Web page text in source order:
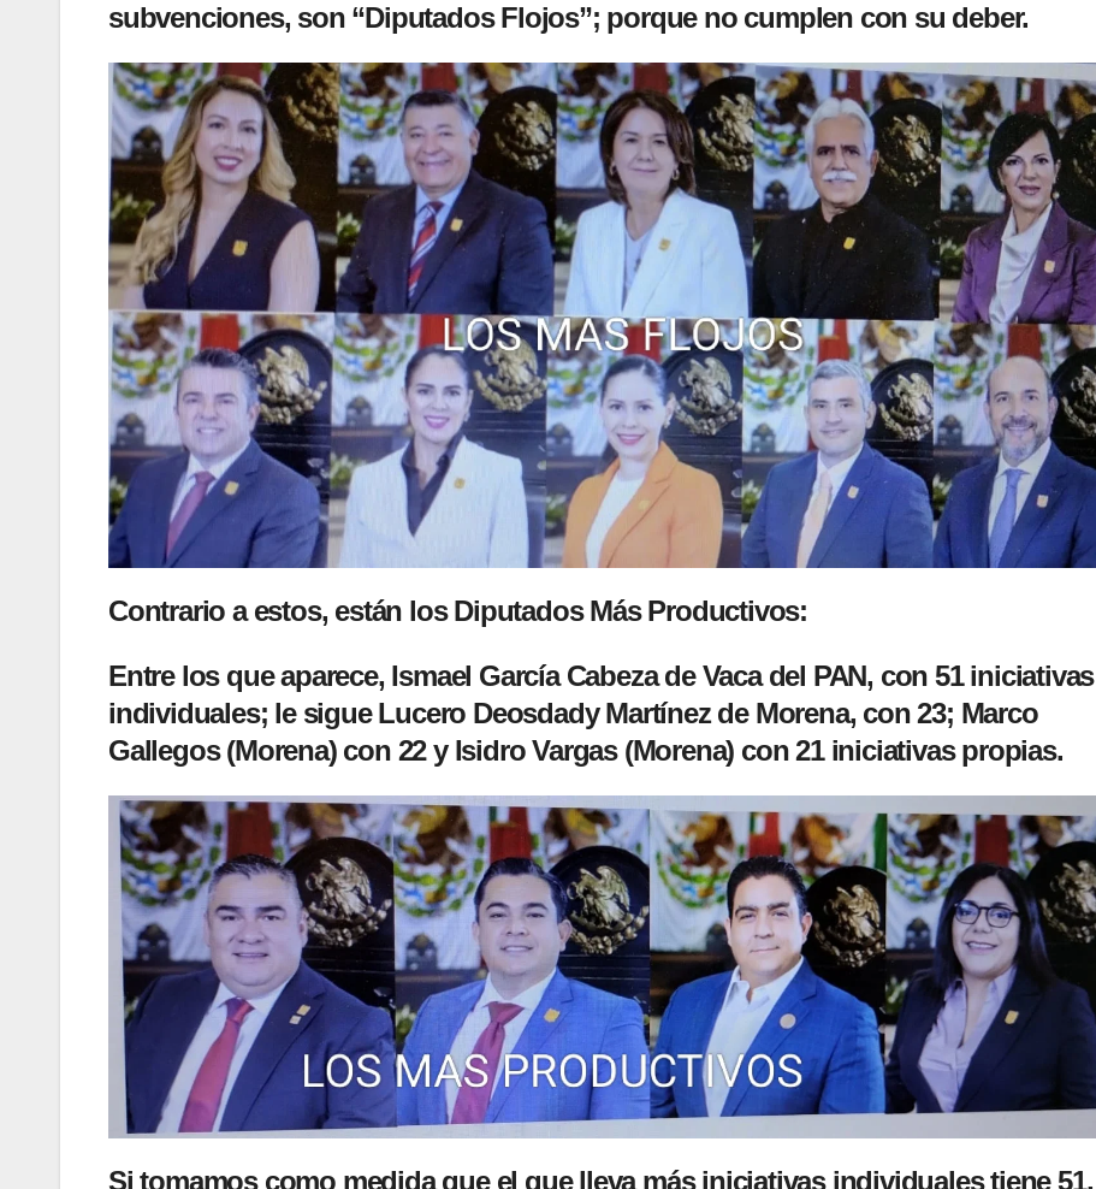
subvenciones, son “Diputados Flojos”; porque no cumplen con su deber.
Contrario a estos, están losDiputados Más Productivos:
Entre los que aparece, Ismael García Cabeza de Vacadel PAN, con 51 iniciativas
individuales; le sigueLucero Deosdady Martínezde Morena, con 23; Marco
Gallegos(Morena) con 22 y Isidro Vargas(Morena) con 21 iniciativas propias.
Si tomamos como medida que el que lleva más iniciativas individuales tiene 51,